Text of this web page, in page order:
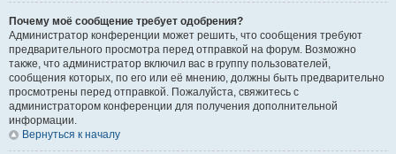
Почему моё сообщение требует одобрения?
Администратор конференции может решить, что сообщения требуют
предварительного просмотра перед отправкой на форум. Возможно
также, что администратор включил вас в группу пользователей,
сообщения которых, по его или её мнению, должны быть предварительно
просмотрены перед отправкой. Пожалуйста, свяжитесь с
администратором конференции для получения дополнительной
информации.
Вернуться к началу